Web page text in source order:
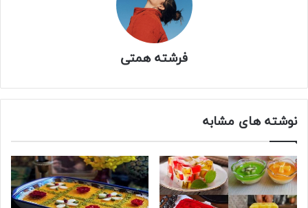
فرشته همتی
نوشته های مشابه